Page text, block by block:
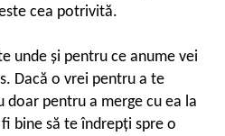
cea potrivită.
unde și pentru ce anume vei
Dacă o vrei pentru a te
doar pentru a merge cu ea la
bine să te îndrepți spre o